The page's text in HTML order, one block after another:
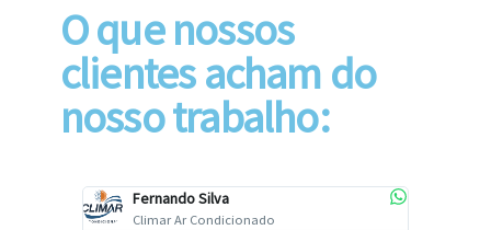
O que nossos
clientes acham do
nosso trabalho:
Fernando Silva
Climar Ar Condicionado